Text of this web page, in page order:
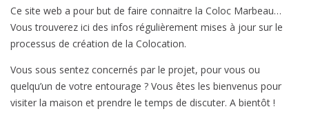
Ce site web a pour but de faire connaitre la Coloc Marbeau…
Vous trouverez ici des infos régulièrement mises à jour sur le
processus de création de la Colocation.
Vous sous sentez concernés par le projet, pour vous ou
quelqu’un de votre entourage ? Vous êtes les bienvenus pour
visiter la maison et prendre le temps de discuter. A bientôt !